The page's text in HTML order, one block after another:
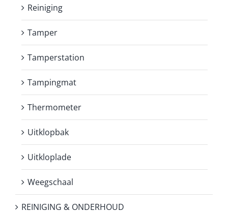
Reiniging
Tamper
Tamperstation
Tampingmat
Thermometer
Uitklopbak
Uitkloplade
Weegschaal
REINIGING & ONDERHOUD